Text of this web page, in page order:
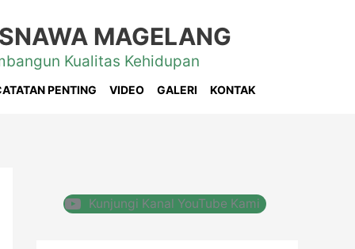
MAGELANG
Kualitas Kehidupan
PENTING VIDEO GALERI KONTAK
Kunjungi Kanal YouTube Kami